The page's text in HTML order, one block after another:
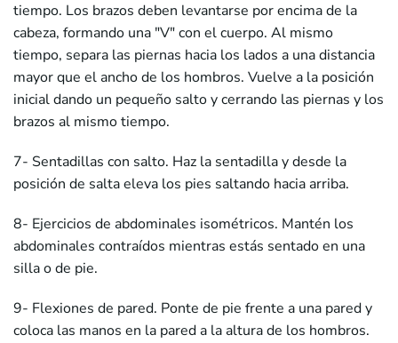
tiempo. Los brazos deben levantarse por encima de la
cabeza, formando una "V" con el cuerpo. Al mismo
tiempo, separa las piernas hacia los lados a una distancia
mayor que el ancho de los hombros. Vuelve a la posición
inicial dando un pequeño salto y cerrando las piernas y los
brazos al mismo tiempo.
7- Sentadillas con salto. Haz la sentadilla y desde la
posición de salta eleva los pies saltando hacia arriba.
8- Ejercicios de abdominales isométricos. Mantén los
abdominales contraídos mientras estás sentado en una
silla o de pie.
9- Flexiones de pared. Ponte de pie frente a una pared y
coloca las manos en la pared a la altura de los hombros.